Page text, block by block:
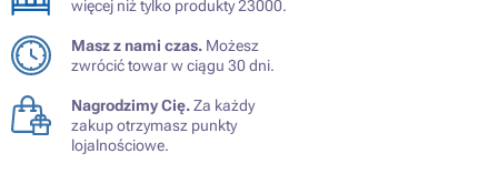
więcej niż tylko produkty 23000.
Masz z nami czas. Możesz
zwrócić towar w ciągu 30 dni.
Nagrodzimy Cię.Za każdy
zakup otrzymasz punkty
lojalnościowe.